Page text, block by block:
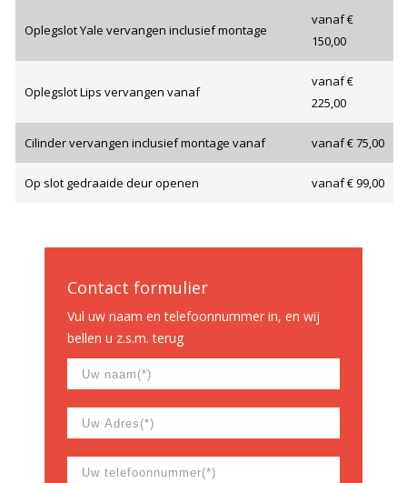
Oplegslot Yale vervangen inclusief montage
vanaf €
150,00
Oplegslot Lips vervangen vanaf
vanaf €
225,00
Cilinder vervangen inclusief montage vanaf vanaf € 75,00
Op slot gedraaide deur openen vanaf € 99,00
Contact formulier
Vul uw naam en telefoonnummer in, en wij
bellen u z.s.m. terug